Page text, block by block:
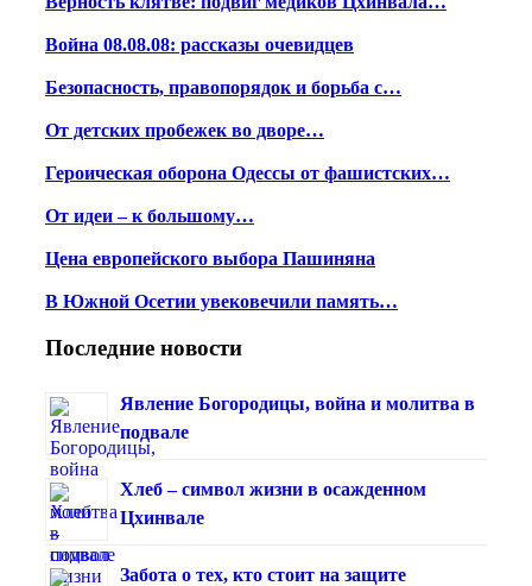
Война 08.08.08: рассказы очевидцев
Безопасность, правопорядок и борьба с…
От детских пробежек во дворе…
Героическая оборона Одессы от фашистских…
От идеи – к большому…
Цена европейского выбора Пашиняна
В Южной Осетии увековечили память…
Последние новости
Явление Богородицы, война и молитва в
подвале
Хлеб – символ жизни в осажденном
Цхинвале
Забота о тех, кто стоит на защите